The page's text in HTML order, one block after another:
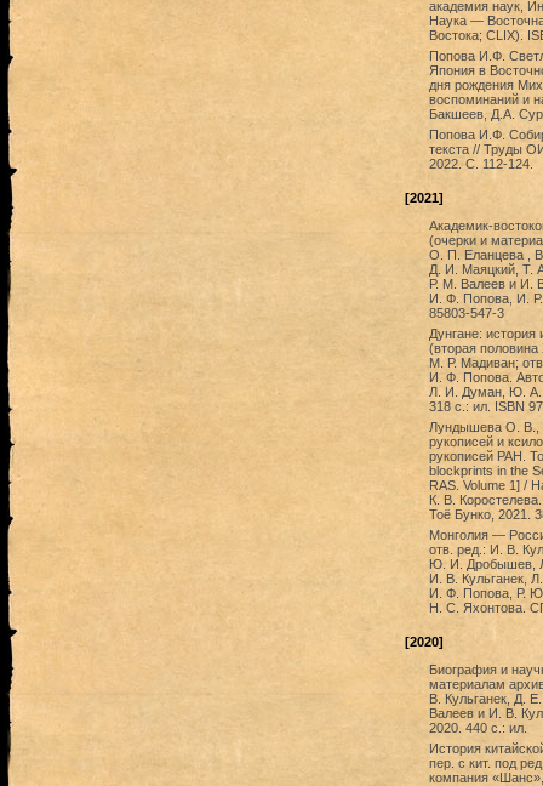
академия наук,
Наука —
Востока; CLIX).
Попова И.Ф.
Япония в
дня рождения
воспоминаний и
Бакшеев, Д.А.
Попова И.Ф.
текста // Труды
2022. С. 112-124.
[2021]
Академик-
(очерки и
О. П. Еланцева ,
Д. И. Маяцкий, Т.
Р. М. Валеев и И.
И. Ф. Попова, И.
85803-547-3
Дунгане:
(вторая
М. Р. Мадиван;
И. Ф. Попова.
Л. И. Думан, Ю. А.
318 с.: ил. ISBN
Лундышева О. В.,
рукописей и
рукописей РАН.
blockprints in the
RAS. Volume 1] /
К. В.
Тоё Бунко, 2021.
Монголия —
отв. ред.: И. В.
Ю. И. Дробышев,
И. В. Кульганек,
И. Ф. Попова, Р.
Н. С. Яхонтова.
[2020]
Биография и
материалам
В. Кульганек, Д.
Валеев и И. В.
2020. 440 с.: ил.
История
пер. с кит. под
компания